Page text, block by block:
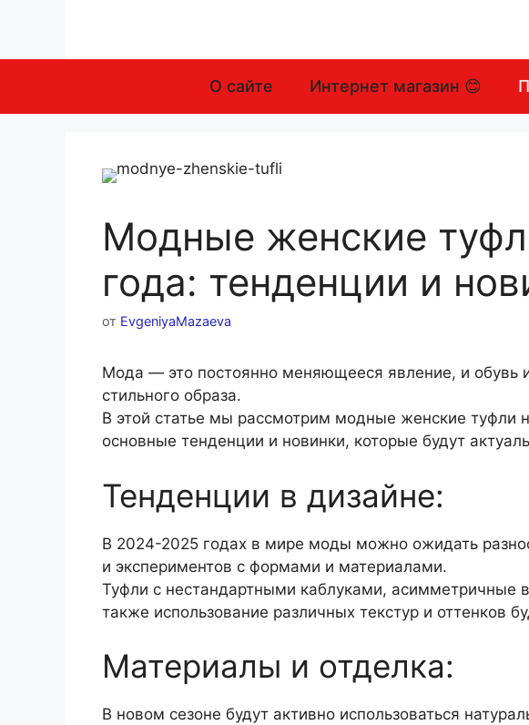
содержимому
О сайте Интернет магазин 😊
Модные женские
года: тенденции и
от EvgeniyaMazaeva
Мода — это постоянно меняющееся явление, и обувь
стильного образа.
В этой статье мы рассмотрим модные женские туфли
основные тенденции и новинки, которые будут
Тенденции в дизайне:
В 2024-2025 годах в мире моды можно ожидать
и экспериментов с формами и материалами.
Туфли с нестандартными каблуками, асимметричные
также использование различных текстур и оттенков
Материалы и отделка:
В новом сезоне будут активно использоваться